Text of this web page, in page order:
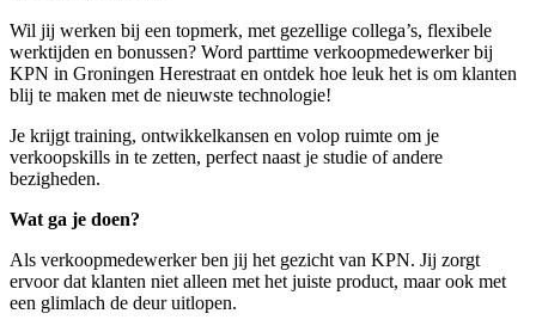
Wil jij werken bij een topmerk, met gezellige collega’s, flexibele
werktijden en bonussen? Word parttime verkoopmedewerker bij
KPN in Groningen Herestraat en ontdek hoe leuk het is om klanten
blij te maken met de nieuwste technologie!
Je krijgt training, ontwikkelkansen en volop ruimte om je
verkoopskills in te zetten, perfect naast je studie of andere
bezigheden.
Wat ga je doen?
Als verkoopmedewerker ben jij het gezicht van KPN. Jij zorgt
ervoor dat klanten niet alleen met het juiste product, maar ook met
een glimlach de deur uitlopen.